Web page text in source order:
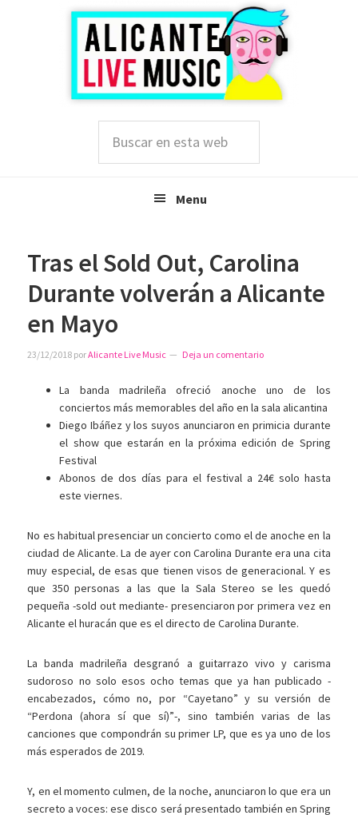
esta
Menu
Tras el Sold Out, Carolina
Durante volverán a Alicante
en Mayo
23/12/2018 porAlicante Live Music Deja un comentario
La banda madrileña ofreció anoche uno de los
conciertos más memorables del año en la sala alicantina
Diego Ibáñez y los suyos anunciaron en primicia durante
el show que estarán en la próxima edición de Spring
Festival
Abonos de dos días para el festival a 24€ solo hasta
este viernes.
No es habitual presenciar un concierto como el de anoche en la
ciudad de Alicante. La de ayer con Carolina Durante era una cita
muy especial, de esas que tienen visos de generacional. Y es
que 350 personas a las que la Sala Stereo se les quedó
pequeña -sold out mediante- presenciaron por primera vez en
Alicante el huracán que es el directo de Carolina Durante.
La banda madrileña desgranó a guitarrazo vivo y carisma
sudoroso no solo esos ocho temas que ya han publicado -
encabezados, cómo no, por “Cayetano” y su versión de
“Perdona (ahora sí que sí)”-, sino también varias de las
canciones que compondrán su primer LP, que es ya uno de los
más esperados de 2019.
Y, en el momento culmen, de la noche, anunciaron lo que era un
secreto a voces: ese disco será presentado también en Spring